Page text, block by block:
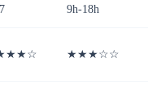
9h-18h
★★★☆☆